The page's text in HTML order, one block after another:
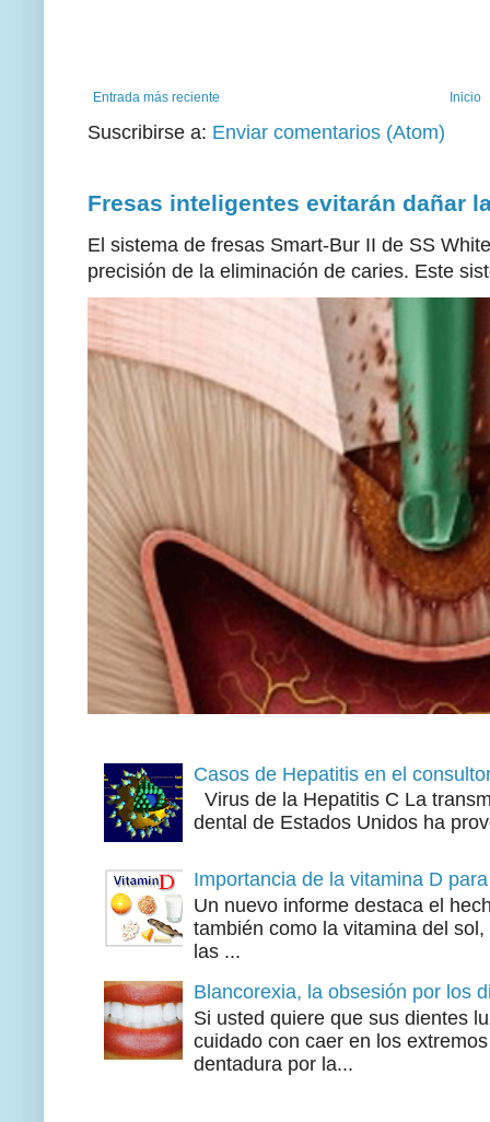
Entrada más reciente Inicio
Suscribirse a: Enviar comentarios (Atom)
Fresas inteligentes evitarán dañar
El sistema de fresas Smart-Bur II de SS
precisión de la eliminación de caries. Este
Casos de Hepatitis en el
Virus de la Hepatitis C La
dental de Estados Unidos ha
Importancia de la vitamina D
Un nuevo informe destaca el
también como la vitamina del
las ...
Blancorexia, la obsesión por los
Si usted quiere que sus dientes
cuidado con caer en los
dentadura por la...